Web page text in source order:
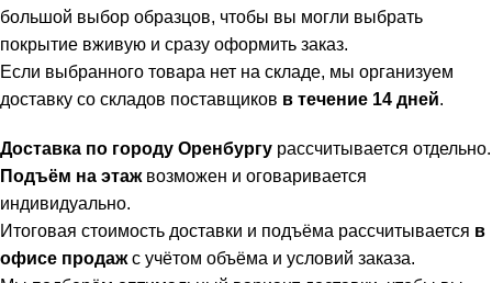
большой выбор образцов, чтобы вы могли выбрать
покрытие вживую и сразу оформить заказ.
Если выбранного товара нет на складе, мы организуем
доставку со складов поставщиков в течение 14 дней.
Доставка по городу Оренбургу рассчитывается отдельно.
Подъём на этажвозможен и оговаривается
индивидуально.
Итоговая стоимость доставки и подъёма рассчитывается в
офисе продажс учётом объёма и условий заказа.